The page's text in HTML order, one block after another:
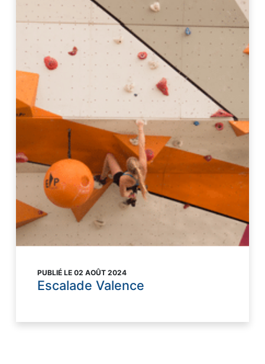
PUBLIÉ LE 02 AOÛT 2024
Escalade Valence